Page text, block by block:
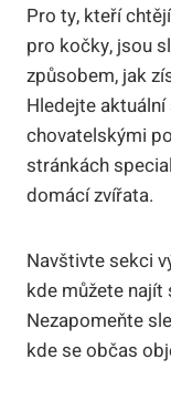
Pro ty, kteří
pro kočky, jsou
způsobem, jak
Hledejte
chovatelskými
stránkách
domácí zvířata.
Navštivte sekci
kde můžete
Nezapomeňte
kde se občas